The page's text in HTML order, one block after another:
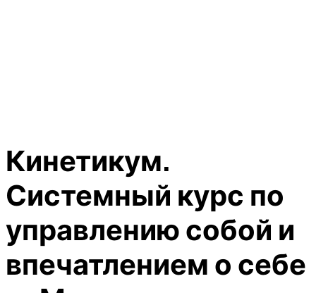
Кинетикум.
Системный курс по
управлению собой и
впечатлением о себе